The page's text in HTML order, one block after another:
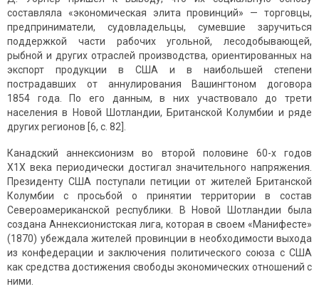
составляла «экономи­ческая элита провинций» — торговцы,
предприниматели, судовладельцы, сумевшие заручиться
поддержкой части рабочих угольной, лесодобывающей,
рыбной и других отраслей производства, ориентированных на
экспорт продукции в США и в наибольшей степени
пострадавших от аннулирования Вашингтоном договора
1854 года. По его данным, в них участвовало до трети
населения в Новой Шотландии, Британской Колумбии и ряде
других регионов [6, c. 82].
Канадский аннексионизм во второй половине 60-х годов
Х1Х века периодически достигал значительного напряжения.
Президенту США поступали петиции от жителей Британской
Колумбии с просьбой о принятии территории в состав
Североамери­канской республики. В Новой Шотландии была
создана Аннексио­нистская лига, которая в своем «Манифесте»
(1870) убеждала жителей провинции в необходимости выхода
из конфедерации и заключения политического союза с США
как средства достижения свободы экономических отношений с
ними.